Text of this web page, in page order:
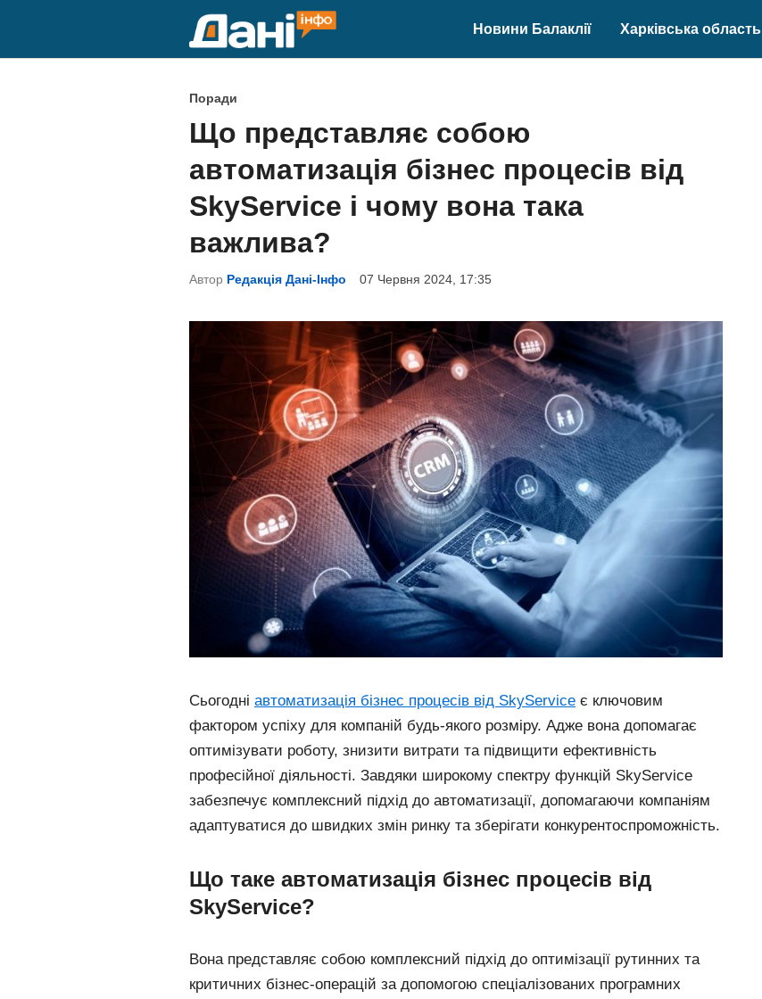
Новини Балаклії Харківська область
P
o
s
t
e
d
n
Поради
Що представляє собою
автоматизація бізнес процесів від
SkyService і чому вона така
важлива?
Автор Редакція Дані-Інфо 07 Червня 2024, 17:35
Сьогодні автоматизація бізнес процесів від SkyService є ключовим
фактором успіху для компаній будь-якого розміру. Адже вона допомагає
оптимізувати роботу, знизити витрати та підвищити ефективність
професійної діяльності. Завдяки широкому спектру функцій SkyService
забезпечує комплексний підхід до автоматизації, допомагаючи компаніям
адаптуватися до швидких змін ринку та зберігати конкурентоспроможність.
Що таке автоматизація бізнес процесів від
SkyService?
Вона представляє собою комплексний підхід до оптимізації рутинних та
критичних бізнес-операцій за допомогою спеціалізованих програмних